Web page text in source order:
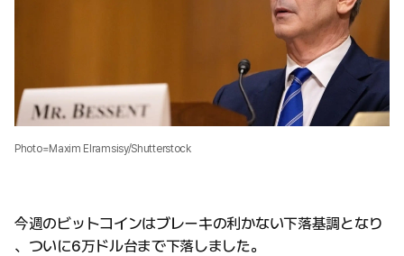
Photo=Maxim Elramsisy/Shutterstock
今週のビットコインはブレーキの利かない下落基調となり
、ついに6万ドル台まで下落しました。